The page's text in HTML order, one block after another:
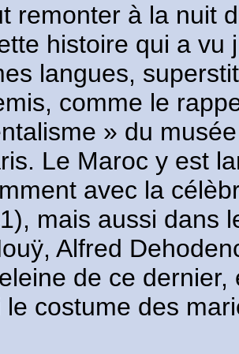
remonter à la nuit
histoire qui a vu
langues,
comme le
» du
Le Maroc y est
avec la
mais aussi dans
Alfred
de ce
le costume des